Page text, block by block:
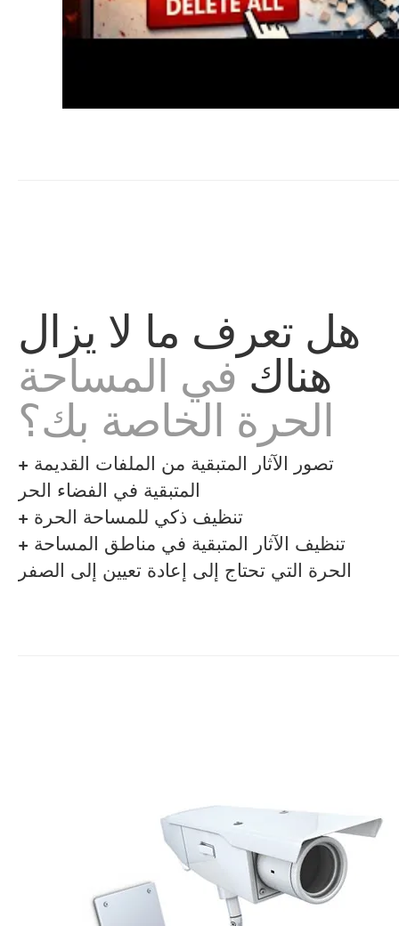
هل تعرف ما لا يزال
هناكفي المساحة
الحرة الخاصة بك؟
+
المتبقية في الفضاء الحر
+ تنظيف ذكي للمساحة الحرة
+
الحرة التي تحتاج إلى إعادة تعيين إلى الصفر